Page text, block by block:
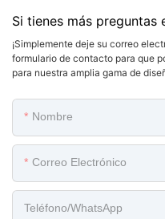
Si tienes más preguntas
¡Simplemente deje su correo
formulario de contacto para que
para nuestra amplia gama de
Nombre
Correo Electrónico
Teléfono/WhatsApp